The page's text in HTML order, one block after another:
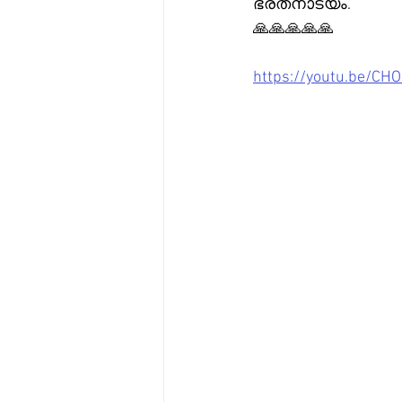
ഭരതനാട്യം.
🙏🙏🙏🙏🙏
https://youtu.be/